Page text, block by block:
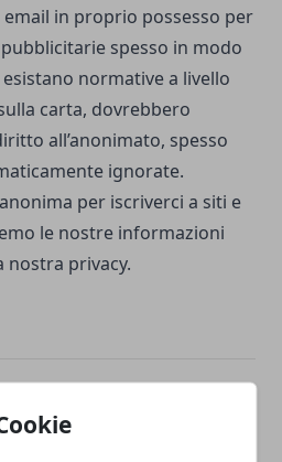
in proprio possesso per
spesso in modo
normative a livello
carta, dovrebbero
all’anonimato, spesso
ignorate.
per iscriverci a siti e
le nostre informazioni
nostra privacy.